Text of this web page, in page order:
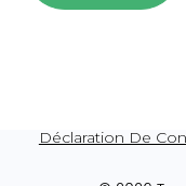
Déclaration De